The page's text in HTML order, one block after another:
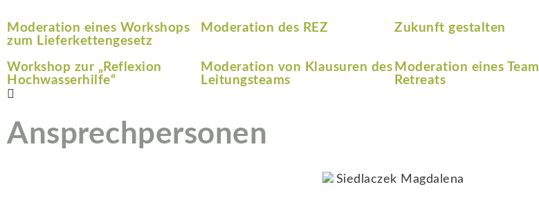
Moderation eines Workshops
zum Lieferkettengesetz
Moderation des REZ Zukunft gestalten
Workshop zur „Reflexion
Hochwasserhilfe“
Moderation von Klausuren des
Leitungsteams
Moderation eines Team
Retreats
Ansprechpersonen